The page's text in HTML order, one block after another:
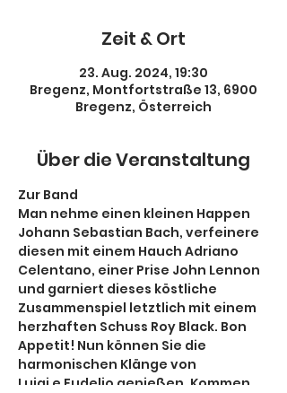
Zeit & Ort
23. Aug. 2024, 19:30
Bregenz, Montfortstraße 13, 6900
Bregenz, Österreich
Über die Veranstaltung
Zur Band
Man nehme einen kleinen Happen
Johann Sebastian Bach, verfeinere
diesen mit einem Hauch Adriano
Celentano, einer Prise John Lennon
und garniert dieses köstliche
Zusammenspiel letztlich mit einem
herzhaften Schuss Roy Black. Bon
Appetit! Nun können Sie die
harmonischen Klänge von
Luigi e Fudelio genießen. Kommen